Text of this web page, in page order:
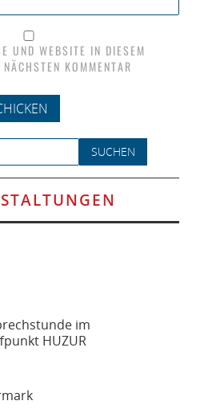
UND WEBSITE IN DIESEM
KOMMENTAR
im
HUZUR